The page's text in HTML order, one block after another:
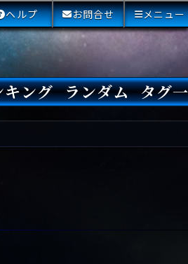
ヘルプ お問合せ メニュー
キング
ング
ング
高評価
高評価
数
い小説
ランダム タグ
初心者におすすめ
クローズド・サー
本格ミステリ
青春ミステリ
学園ミステリ
日常の謎
SFミステリ
倒叙ミステリ
警察小説
映画化
ドラマ化
その他をもっとみ